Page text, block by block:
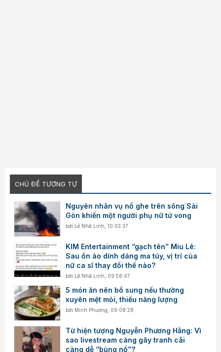
CHỦ ĐỀ TƯƠNG TỰ
Nguyên nhân vụ nổ ghe trên sông Sài
Gòn khiến một người phụ nữ tử vong
bởi Lê Nhã Linh ,10:03:37
KIM Entertainment “gạch tên” Miu Lê:
Sau ồn ào dính dáng ma túy, vị trí của
nữ ca sĩ thay đổi thế nào?
bởi Lê Nhã Linh 09:58:47
5 món ăn nên bổ sung nếu thường
xuyên mệt mỏi, thiếu năng lượng
bởi Minh Phương 09:08:28
Từ hiện tượng Nguyễn Phương Hằng: Vì
sao livestream càng gây tranh cãi
càng dễ “bùng nổ”?